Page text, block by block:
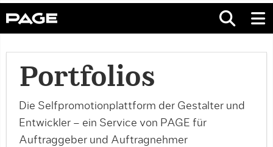
Portfolios
Die Selfpromotionplattform der Gestalter und
Entwickler – ein Service von PAGE für
Auftraggeber und Auftragnehmer